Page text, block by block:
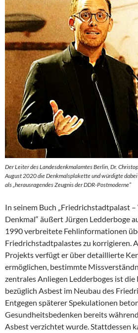
Der Leiter des Landesdenkmalamtes Berlin, Dr.
August 2020 die Denkmalsplakette und würdigte
als „herausragendes Zeugnis der DDR-Postmoderne“
In seinem Buch „Friedrichstadtpalast
Denkmal“ äußert Jürgen Ledderboge
1990 verbreitete Fehlinformationen
Friedrichstadtpalastes zu korrigieren.
Projekts verfügt er über detaillierte
ermöglichen, bestimmte
zentrales Anliegen Ledderboges ist
bezüglich Asbest im Neubau des
Entgegen späterer Spekulationen
Gesundheitsbedenken bereits
Asbest verzichtet wurde. Stattdessen